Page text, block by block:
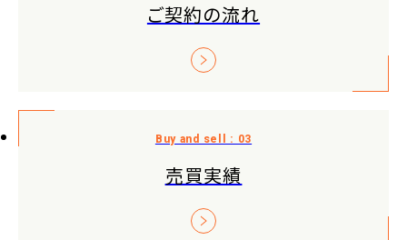
ご契約の流れ
売買実績